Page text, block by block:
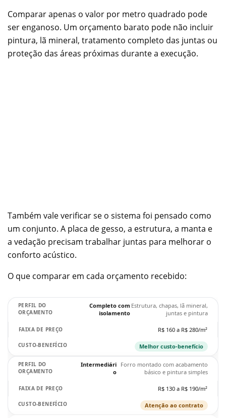
Comparar apenas o valor por metro quadrado pode
ser enganoso. Um orçamento barato pode não incluir
pintura, lã mineral, tratamento completo das juntas ou
proteção das áreas próximas durante a execução.
Também vale verificar se o sistema foi pensado como
um conjunto. A placa de gesso, a estrutura, a manta e
a vedação precisam trabalhar juntas para melhorar o
conforto acústico.
O que comparar em cada orçamento recebido:
Completo com
isolamento
Estrutura, chapas, lã mineral,
juntas e pintura
R$ 160 a R$ 280/m²
Melhor custo-benefício
Intermediári
o
Forro montado com acabamento
básico e pintura simples
R$ 130 a R$ 190/m²
Atenção ao contrato